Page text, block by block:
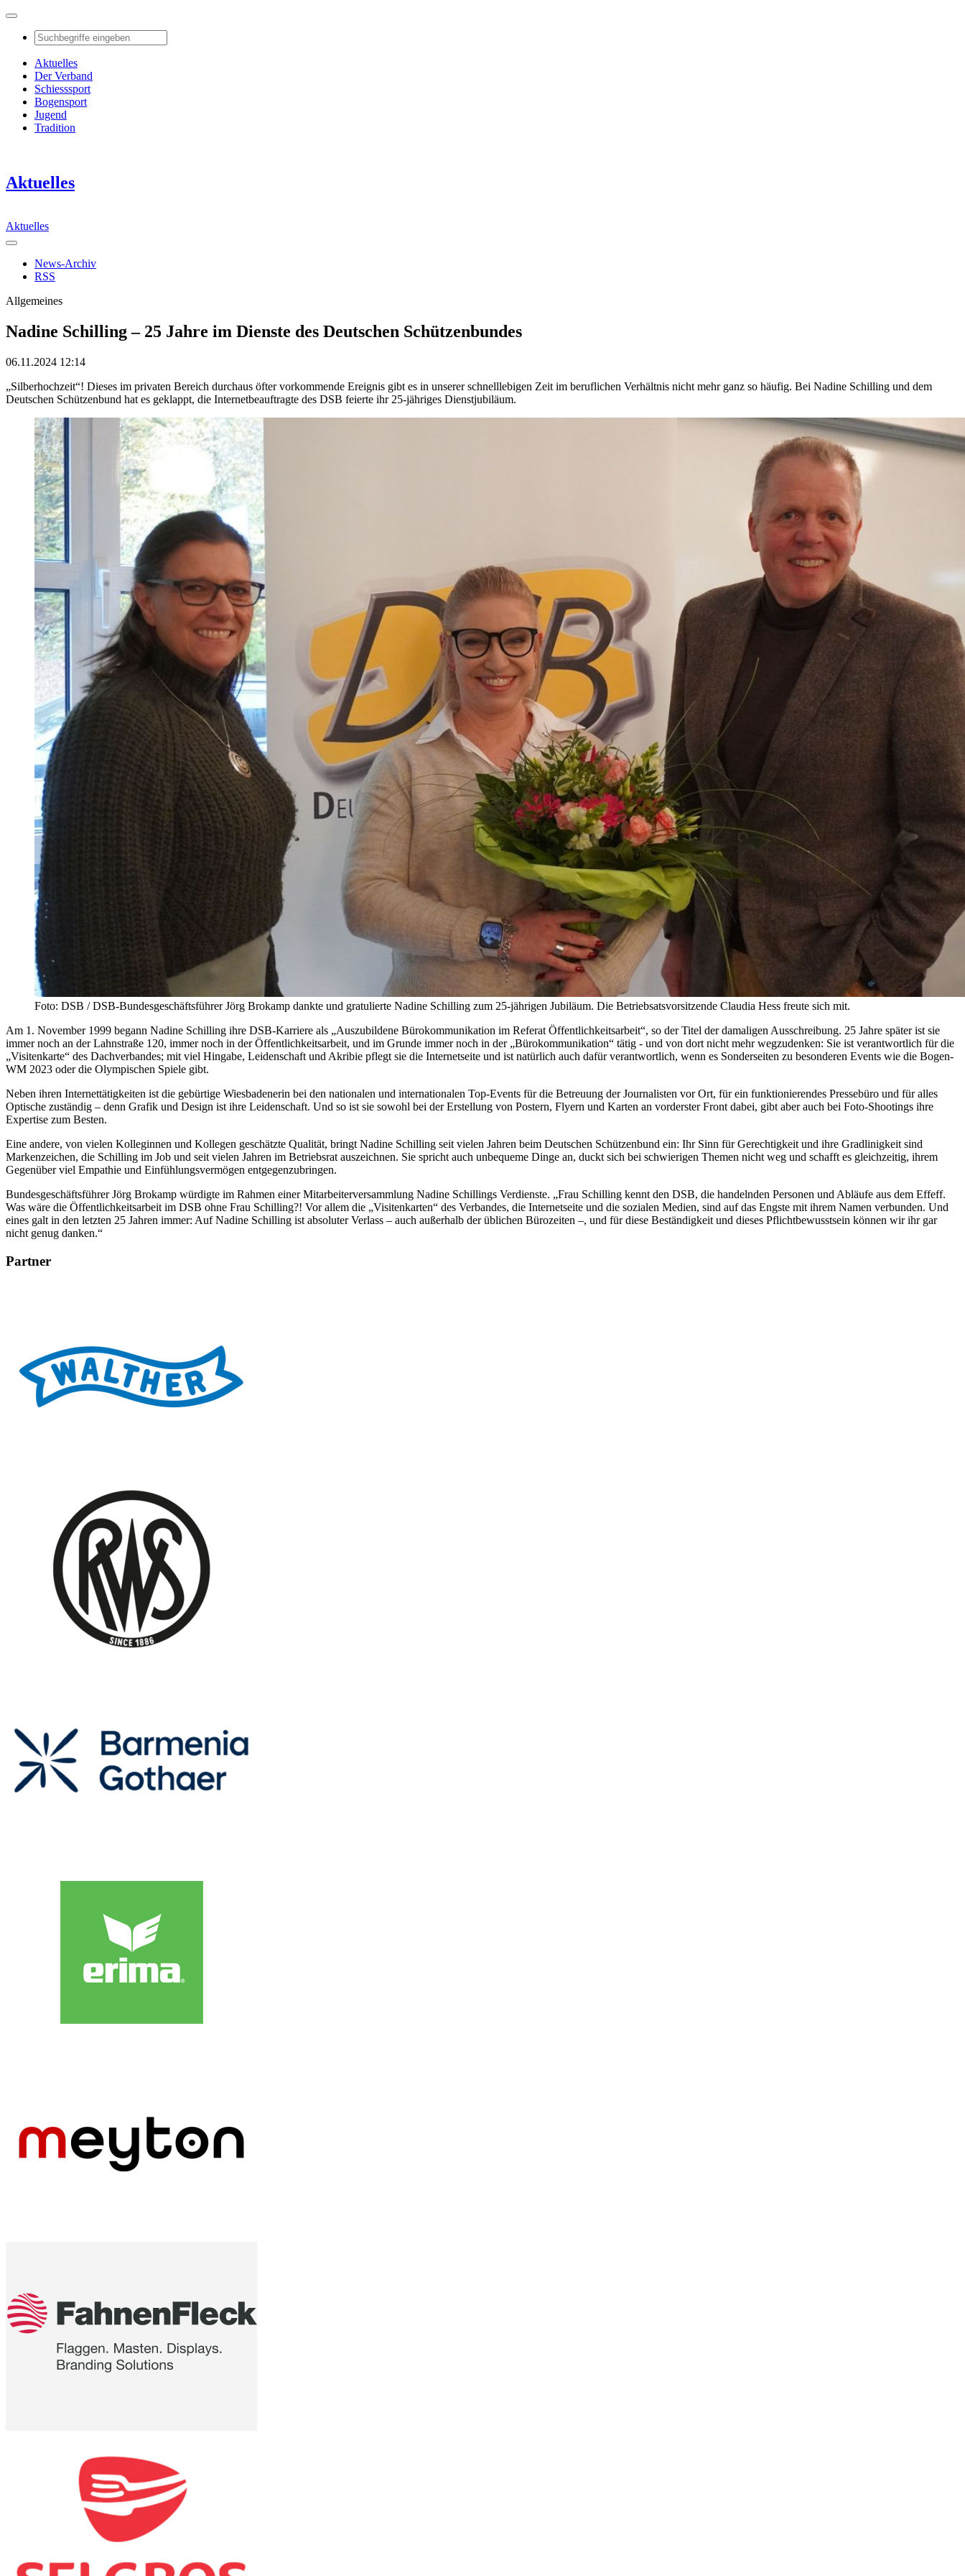
Aktuelles
Der Verband
Schiesssport
Bogensport
Jugend
Tradition
Aktuelles
Aktuelles
News-Archiv
RSS
Allgemeines
Nadine Schilling – 25 Jahre im Dienste des Deutschen Schützenbundes
06.11.2024 12:14
„Silberhochzeit“! Dieses im privaten Bereich durchaus öfter vorkommende Ereignis gibt es in unserer schnelllebigen Zeit im beruflichen Verhältnis nicht mehr ganz so häufig. Bei Nadine Schilling und dem
Deutschen Schützenbund hat es geklappt, die Internetbeauftragte des DSB feierte ihr 25-jähriges Dienstjubiläum.
Foto: DSB / DSB-Bundesgeschäftsführer Jörg Brokamp dankte und gratulierte Nadine Schilling zum 25-jährigen Jubiläum. Die Betriebsatsvorsitzende Claudia Hess freute sich mit.
Am 1. November 1999 begann Nadine Schilling ihre DSB-Karriere als „Auszubildene Bürokommunikation im Referat Öffentlichkeitsarbeit“, so der Titel der damaligen Ausschreibung. 25 Jahre später ist sie
immer noch an der Lahnstraße 120, immer noch in der Öffentlichkeitsarbeit, und im Grunde immer noch in der „Bürokommunikation“ tätig - und von dort nicht mehr wegzudenken: Sie ist verantwortlich für die
„Visitenkarte“ des Dachverbandes; mit viel Hingabe, Leidenschaft und Akribie pflegt sie die Internetseite und ist natürlich auch dafür verantwortlich, wenn es Sonderseiten zu besonderen Events wie die Bogen-
WM 2023 oder die Olympischen Spiele gibt.
Neben ihren Internettätigkeiten ist die gebürtige Wiesbadenerin bei den nationalen und internationalen Top-Events für die Betreuung der Journalisten vor Ort, für ein funktionierendes Pressebüro und für alles
Optische zuständig – denn Grafik und Design ist ihre Leidenschaft. Und so ist sie sowohl bei der Erstellung von Postern, Flyern und Karten an vorderster Front dabei, gibt aber auch bei Foto-Shootings ihre
Expertise zum Besten.
Eine andere, von vielen Kolleginnen und Kollegen geschätzte Qualität, bringt Nadine Schilling seit vielen Jahren beim Deutschen Schützenbund ein: Ihr Sinn für Gerechtigkeit und ihre Gradlinigkeit sind
Markenzeichen, die Schilling im Job und seit vielen Jahren im Betriebsrat auszeichnen. Sie spricht auch unbequeme Dinge an, duckt sich bei schwierigen Themen nicht weg und schafft es gleichzeitig, ihrem
Gegenüber viel Empathie und Einfühlungsvermögen entgegenzubringen.
Bundesgeschäftsführer Jörg Brokamp würdigte im Rahmen einer Mitarbeiterversammlung Nadine Schillings Verdienste. „Frau Schilling kennt den DSB, die handelnden Personen und Abläufe aus dem Effeff.
Was wäre die Öffentlichkeitsarbeit im DSB ohne Frau Schilling?! Vor allem die „Visitenkarten“ des Verbandes, die Internetseite und die sozialen Medien, sind auf das Engste mit ihrem Namen verbunden. Und
eines galt in den letzten 25 Jahren immer: Auf Nadine Schilling ist absoluter Verlass – auch außerhalb der üblichen Bürozeiten –, und für diese Beständigkeit und dieses Pflichtbewusstsein können wir ihr gar
nicht genug danken.“
Partner